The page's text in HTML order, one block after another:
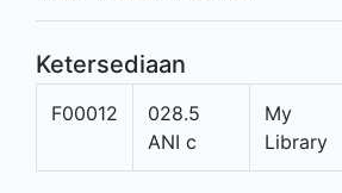
Ketersediaan
F00012
028.5
ANI c
My
Library